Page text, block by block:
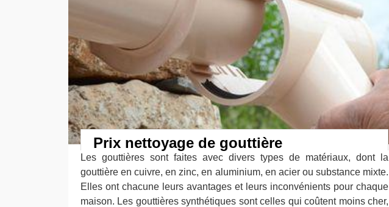
Prix nettoyage de gouttière
Les gouttières sont faites avec divers types de matériaux, dont la
gouttière en cuivre, en zinc, en aluminium, en acier ou substance mixte.
Elles ont chacune leurs avantages et leurs inconvénients pour chaque
maison. Les gouttières synthétiques sont celles qui coûtent moins cher,